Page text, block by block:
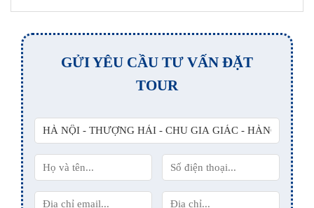
GỬI YÊU CẦU TƯ VẤN ĐẶT
TOUR